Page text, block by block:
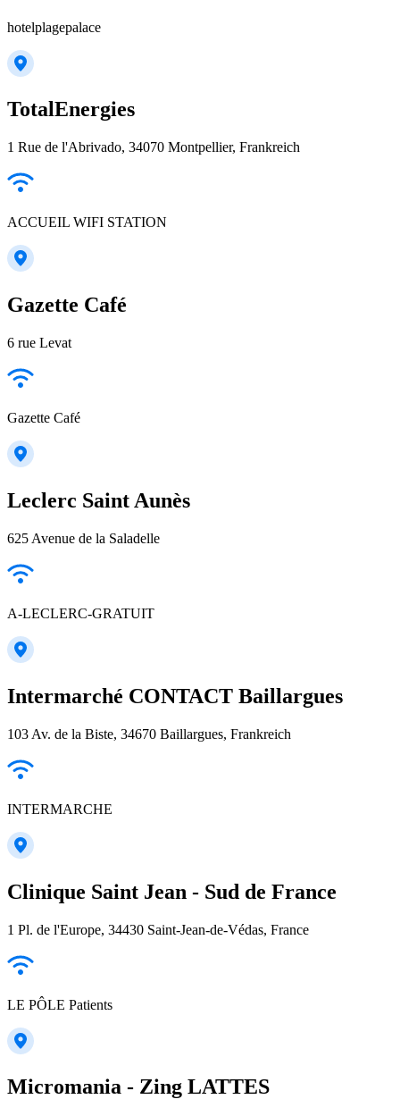
hotelplagepalace
TotalEnergies
1 Rue de l'Abrivado, 34070 Montpellier, Frankreich
ACCUEIL WIFI STATION
Gazette Café
6 rue Levat
Gazette Café
Leclerc Saint Aunès
625 Avenue de la Saladelle
A-LECLERC-GRATUIT
Intermarché CONTACT Baillargues
103 Av. de la Biste, 34670 Baillargues, Frankreich
INTERMARCHE
Clinique Saint Jean - Sud de France
1 Pl. de l'Europe, 34430 Saint-Jean-de-Védas, France
LE PÔLE Patients
Micromania - Zing LATTES